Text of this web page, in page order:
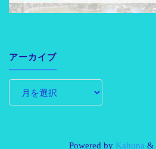
アーカイブ
Powered byKahuna &